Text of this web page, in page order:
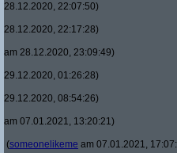
28.12.2020, 22:07:50)
28.12.2020, 22:17:28)
am 28.12.2020, 23:09:49)
29.12.2020, 01:26:28)
29.12.2020, 08:54:26)
am 07.01.2021, 13:20:21)
(someonelikeme am 07.01.2021,